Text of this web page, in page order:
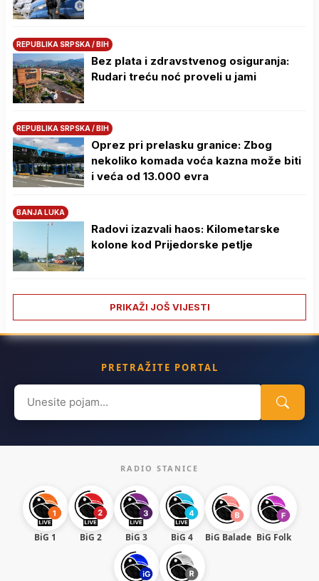
REPUBLIKA SRPSKA / BIH
Bez plata i zdravstvenog osiguranja:
Rudari treću noć proveli u jami
REPUBLIKA SRPSKA / BIH
Oprez pri prelasku granice: Zbog
nekoliko komada voća kazna može biti
i veća od 13.000 evra
BANJA LUKA
Radovi izazvali haos: Kilometarske
kolone kod Prijedorske petlje
PRIKAŽI JOŠ VIJESTI
PRETRAŽITE PORTAL
Search
for:
RADIO STANICE
BiG 1 BiG 2 BiG 3 BiG 4 BiG Balade BiG Folk